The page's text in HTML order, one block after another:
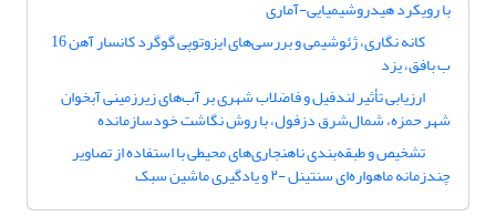
با رویکرد هیدروشیمیایی-آماری
کانه نگاری، ژئوشیمی و بررسی‌های ایزوتوپی گوگرد کانسار آهن 16
ب بافق، یزد
ارزیابی تأثیر لندفیل و فاضلاب شهری بر آب‌های زیرزمینی آبخوان
شهر حمزه، شمال‌شرق دزفول، با روش نگاشت خود‌سازمان‎ده
تشخیص و طبقه‌بندی ناهنجاری‌های محیطی با استفاده از تصاویر
چندزمانه ماهواره‌ای سنتینل -۲ و یادگیری ماشین سبک